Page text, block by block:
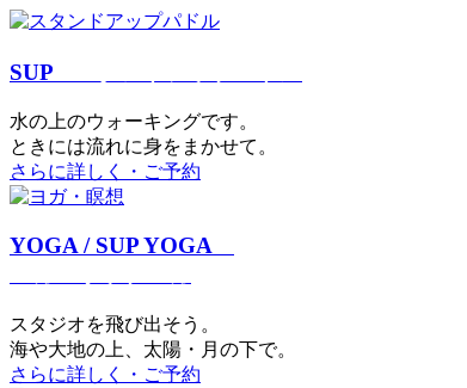
SUP
⽔の上のウォーキングです。
ときには流れに身をまかせて。
さらに詳しく・ご予約
YOGA / SUP YOGA
スタジオを⾶び出そう。
海や大地の上、太陽・⽉の下で。
さらに詳しく・ご予約